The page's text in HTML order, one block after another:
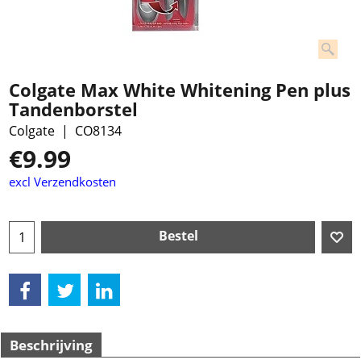
Colgate Max White Whitening Pen plus
Tandenborstel
Colgate CO8134
€9.99
excl Verzendkosten
Bestel
Beschrijving